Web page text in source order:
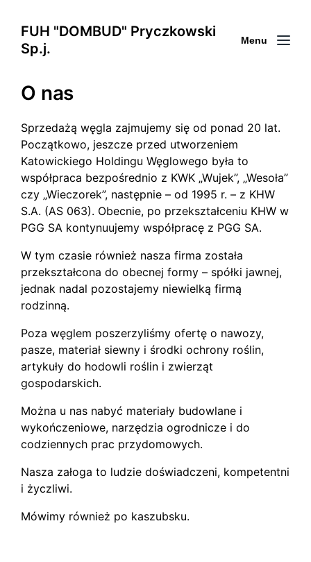
FUH "DOMBUD" Pryczkowski
Sp.j.
Menu
O nas
Sprzedażą węgla zajmujemy się od ponad 20 lat.
Początkowo, jeszcze przed utworzeniem
Katowickiego Holdingu Węglowego była to
współpraca bezpośrednio z KWK „Wujek”, „Wesoła”
czy „Wieczorek”, następnie – od 1995 r. – z KHW
S.A. (AS 063). Obecnie, po przekształceniu KHW w
PGG SA kontynuujemy współpracę z PGG SA.
W tym czasie również nasza firma została
przekształcona do obecnej formy – spółki jawnej,
jednak nadal pozostajemy niewielką firmą
rodzinną.
Poza węglem poszerzyliśmy ofertę o nawozy,
pasze, materiał siewny i środki ochrony roślin,
artykuły do hodowli roślin i zwierząt
gospodarskich.
Można u nas nabyć materiały budowlane i
wykończeniowe, narzędzia ogrodnicze i do
codziennych prac przydomowych.
Nasza załoga to ludzie doświadczeni, kompetentni
i życzliwi.
Mówimy również po kaszubsku.